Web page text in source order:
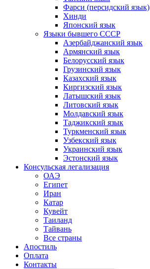
Фарси (персидский язык)
Хинди
Японский язык
Языки бывшего СССР
Азербайджанский язык
Армянский язык
Белорусский язык
Грузинский язык
Казахский язык
Киргизский язык
Латышский язык
Литовский язык
Молдавский язык
Таджикский язык
Туркменский язык
Узбекский язык
Украинский язык
Эстонский язык
Консульская легализация
ОАЭ
Египет
Иран
Катар
Кувейт
Таиланд
Тайвань
Все страны
Апостиль
Оплата
Контакты